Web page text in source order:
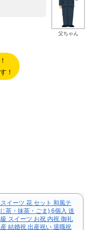
父ちゃん
！
イーツ 花 セット 和風テ
茶・抹茶・ごま) 6個入 送
スイーツ お祝 内祝 御礼
結婚祝 出産祝い 退職祝